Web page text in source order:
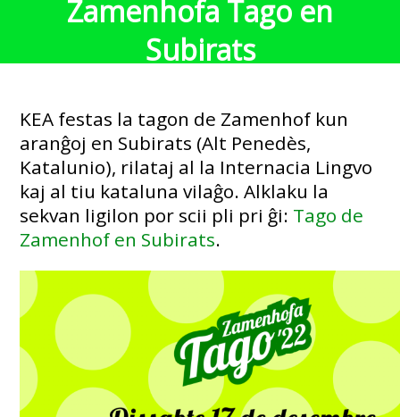
Zamenhofa Tago en
Subirats
KEA festas la tagon de Zamenhof kun
aranĝoj en Subirats (Alt Penedès,
Katalunio), rilataj al la Internacia Lingvo
kaj al tiu kataluna vilaĝo. Alklaku la
sekvan ligilon por scii pli pri ĝi: Tago de
Zamenhof en Subirats.